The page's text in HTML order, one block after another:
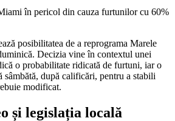
posibilitatea de a reprograma Marele
Decizia vine în contextul unei
o probabilitate ridicată de furtuni, iar o
sâmbătă, după calificări, pentru a stabili
modificat.
și legislația locală